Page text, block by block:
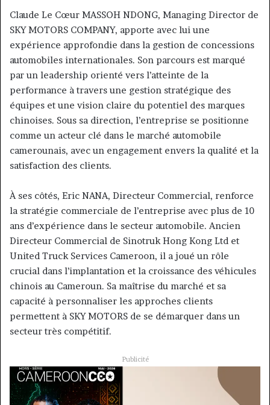
Claude Le Cœur MASSOH NDONG, Managing Director de
SKY MOTORS COMPANY, apporte avec lui une
expérience approfondie dans la gestion de concessions
automobiles internationales. Son parcours est marqué
par un leadership orienté vers l’atteinte de la
performance à travers une gestion stratégique des
équipes et une vision claire du potentiel des marques
chinoises. Sous sa direction, l’entreprise se positionne
comme un acteur clé dans le marché automobile
camerounais, avec un engagement envers la qualité et la
satisfaction des clients.
À ses côtés, Eric NANA, Directeur Commercial, renforce
la stratégie commerciale de l’entreprise avec plus de 10
ans d’expérience dans le secteur automobile. Ancien
Directeur Commercial de Sinotruk Hong Kong Ltd et
United Truck Services Cameroon, il a joué un rôle
crucial dans l’implantation et la croissance des véhicules
chinois au Cameroun. Sa maîtrise du marché et sa
capacité à personnaliser les approches clients
permettent à SKY MOTORS de se démarquer dans un
secteur très compétitif.
Publicité